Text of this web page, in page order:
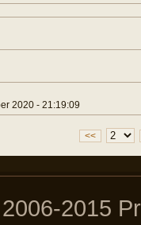
2020 - 21:19:09
<<
2015